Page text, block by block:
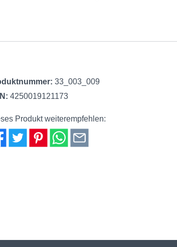
33_003_009
4250019121173
Produkt weiterempfehlen: